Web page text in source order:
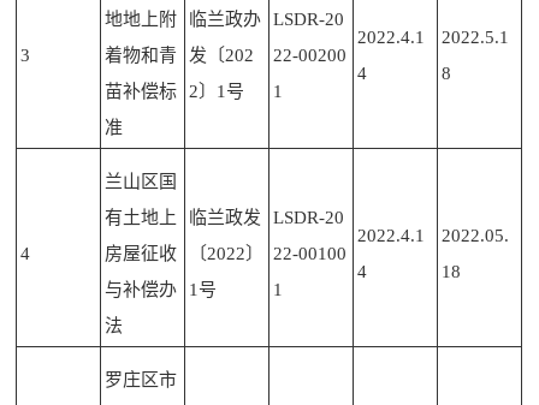
3
地地上附
着物和青
苗补偿标
准
临兰政办
发〔202
2〕1号
LSDR-20
22-00200
1
2022.4.1
4
2022.5.1
8
4
兰山区国
有土地上
房屋征收
与补偿办
法
临兰政发
〔2022〕
1号
LSDR-20
22-00100
1
2022.4.1
4
2022.05.
18
罗庄区市